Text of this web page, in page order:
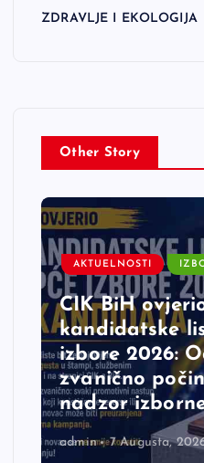
ZDRAVLJE I EKOLOGIJA
Other Story
AKTUELNOSTI
CIK BiH
kandidatske
izbore 2026:
zvanično
nadzor
admin 7 Augusta,